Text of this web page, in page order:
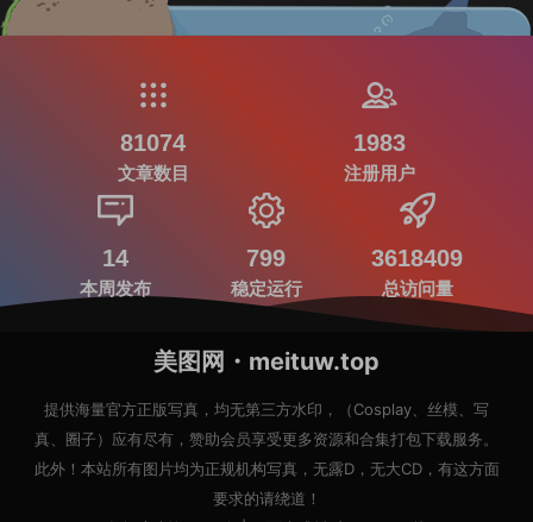
81074
文章数目
1983
注册用户
14
本周发布
799
稳定运行
3618409
总访问量
美图网・meituw.top
提供海量官方正版写真，均无第三方水印，（Cosplay、丝模、写
真、圈子）应有尽有，赞助会员享受更多资源和合集打包下载服务。
此外！本站所有图片均为正规机构写真，无露D，无大CD，有这方面
要求的请绕道！